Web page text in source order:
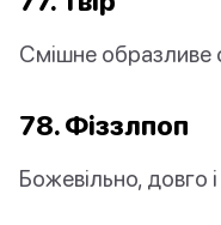
Смішне образливе
78. Фіззлпоп
Божевільно, довго